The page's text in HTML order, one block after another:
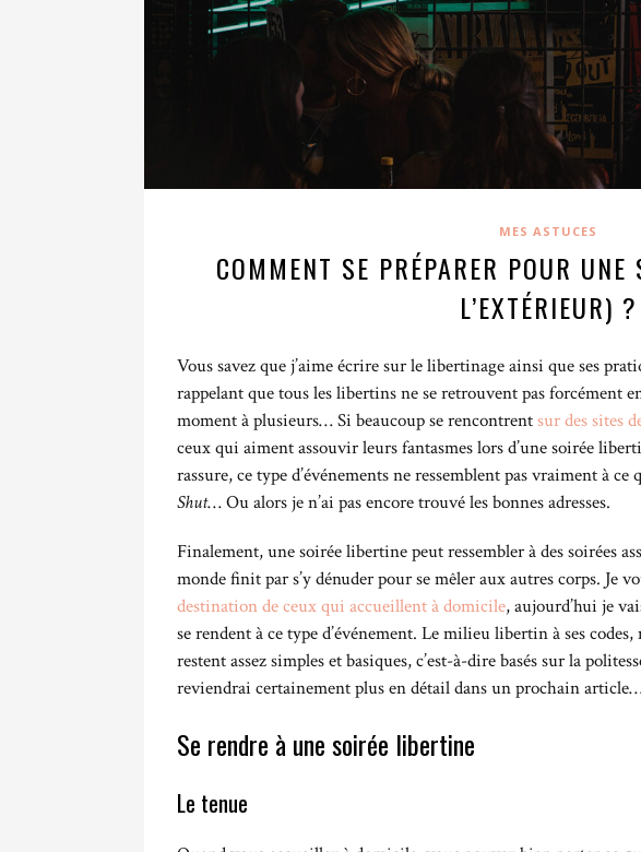
MES ASTUCES
COMMENT SE PRÉPARER POUR
L’EXTÉRIEUR) ?
Vous savez que j’aime écrire sur le libertinage ainsi que ses
rappelant que tous les libertins ne se retrouvent pas forcément
moment à plusieurs… Si beaucoup se rencontrentsur des sites
ceux qui aiment assouvir leurs fantasmes lors d’une soirée
rassure, ce type d’événements ne ressemblent pas vraiment à ce
Shut… Ou alors je n’ai pas encore trouvé les bonnes adresses.
Finalement, une soirée libertine peut ressembler à des soirées
monde finit par s’y dénuder pour se mêler aux autres corps. Je
destination de ceux qui accueillent à domicile, aujourd’hui je
se rendent à ce type d’événement. Le milieu libertin à ses
restent assez simples et basiques, c’est-à-dire basés sur la
reviendrai certainement plus en détail dans un prochain
Se rendre à une soirée libertine
Le tenue